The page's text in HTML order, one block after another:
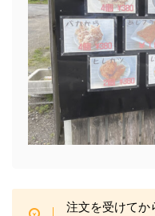
注文を受けてか